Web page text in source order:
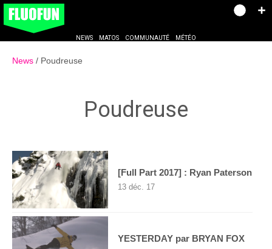
NEWS MATOS COMMUNAUTÉ MÉTÉO
News Poudreuse
Poudreuse
[Full Part 2017] : Ryan Paterson
13 déc. 17
YESTERDAY par BRYAN FOX